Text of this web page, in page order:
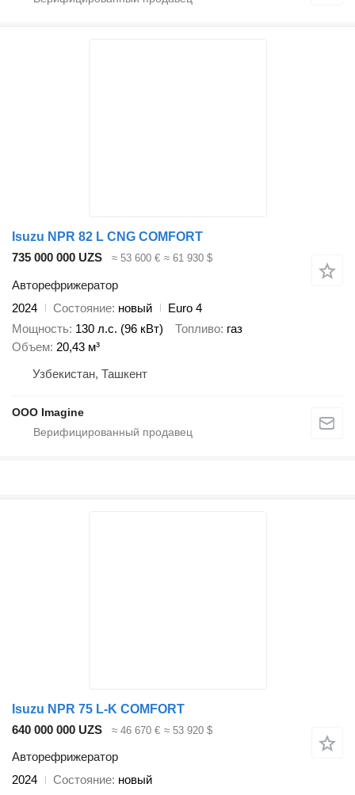
Isuzu NPR 82 L CNG COMFORT
735 000 000 UZS
≈ 53 600 € ≈ 61 930 $
Авторефрижератор
2024
Состояние новый
Euro 4
Мощность 130 л.с. (96 кВт) Топливо газ
Объем 20,43 м³
Узбекистан, Ташкент
OOO Imagine
Isuzu NPR 75 L-K COMFORT
640 000 000 UZS
≈ 46 670 € ≈ 53 920 $
Авторефрижератор
2024
Состояние новый